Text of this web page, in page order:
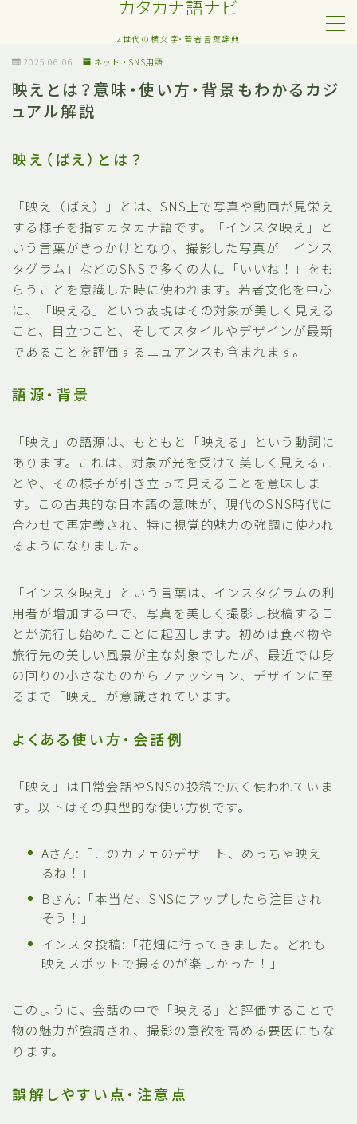
カタカナ語ナビ
Z世代の横文字・若者言葉辞典
MENU
Z世代・若者カタカナ語
ネット・SNS用語
日常でよく聞く流行語
略語・造語
2025.06.06 ネット・SNS用語
映えとは？意味・使い方・背景もわかるカジ
ュアル解説
映え（ばえ）とは？
「映え（ばえ）」とは、SNS上で写真や動画が見栄え
する様子を指すカタカナ語です。「インスタ映え」と
いう言葉がきっかけとなり、撮影した写真が「インス
タグラム」などのSNSで多くの人に「いいね！」をも
らうことを意識した時に使われます。若者文化を中心
に、「映える」という表現はその対象が美しく見える
こと、目立つこと、そしてスタイルやデザインが最新
であることを評価するニュアンスも含まれます。
語源・背景
「映え」の語源は、もともと「映える」という動詞に
あります。これは、対象が光を受けて美しく見えるこ
とや、その様子が引き立って見えることを意味しま
す。この古典的な日本語の意味が、現代のSNS時代に
合わせて再定義され、特に視覚的魅力の強調に使われ
るようになりました。
「インスタ映え」という言葉は、インスタグラムの利
用者が増加する中で、写真を美しく撮影し投稿するこ
とが流行し始めたことに起因します。初めは食べ物や
旅行先の美しい風景が主な対象でしたが、最近では身
の回りの小さなものからファッション、デザインに至
るまで「映え」が意識されています。
よくある使い方・会話例
「映え」は日常会話やSNSの投稿で広く使われていま
す。以下はその典型的な使い方例です。
Aさん:「このカフェのデザート、めっちゃ映え
るね！」
Bさん:「本当だ、SNSにアップしたら注目され
そう！」
インスタ投稿:「花畑に行ってきました。どれも
映えスポットで撮るのが楽しかった！」
このように、会話の中で「映える」と評価することで
物の魅力が強調され、撮影の意欲を高める要因にもな
ります。
誤解しやすい点・注意点